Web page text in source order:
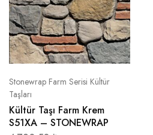
Stonewrap Farm Serisi Kültür
Taşları
Kültür Taşı Farm Krem
S51XA – STONEWRAP